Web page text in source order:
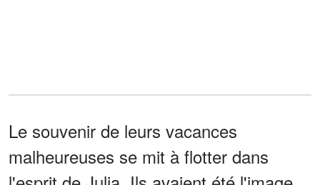
Le souvenir de leurs vacances
malheureuses se mit à flotter dans